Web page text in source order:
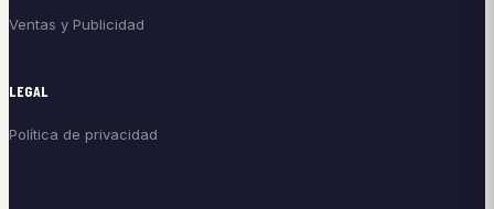
Ventas y Publicidad
LEGAL
Política de privacidad